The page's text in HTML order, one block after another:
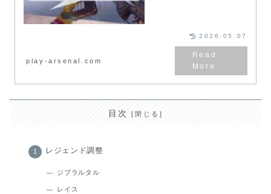
play-arsenal.com
2026.05.07
目次
レジェンド調整
ジブラルタル
レイス